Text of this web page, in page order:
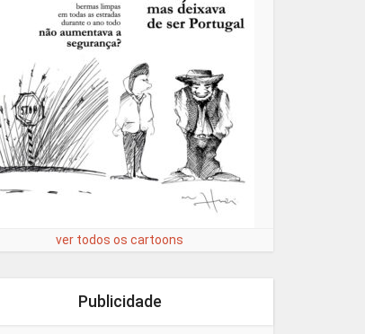
ver todos os cartoons
Publicidade